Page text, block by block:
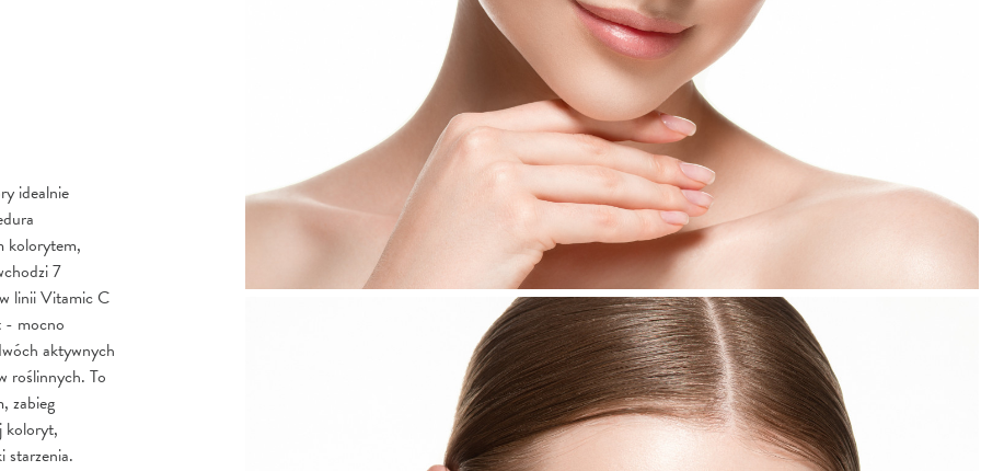
idealnie
kolorytem,
7
linii Vitamic C
- mocno
aktywnych
roślinnych. To
zabieg
koloryt,
starzenia.